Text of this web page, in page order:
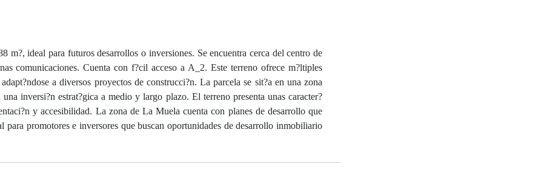
m?, ideal para futuros desarrollos o inversiones. Se encuentra cerca del centro de
comunicaciones. Cuenta con f?cil acceso a A_2. Este terreno ofrece m?ltiples
a diversos proyectos de construcci?n. La parcela se sit?a en una zona
inversi?n estrat?gica a medio y largo plazo. El terreno presenta unas caracter?
y accesibilidad. La zona de La Muela cuenta con planes de desarrollo que
promotores e inversores que buscan oportunidades de desarrollo inmobiliario